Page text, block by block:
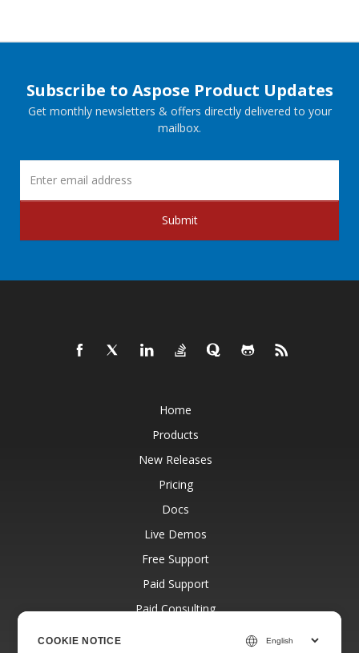
Subscribe to Aspose Product Updates
Get monthly newsletters & offers directly delivered to your
mailbox.
Submit
Home
Products
New Releases
Pricing
Docs
Live Demos
Free Support
Paid Support
Paid Consulting
COOKIE NOTICE